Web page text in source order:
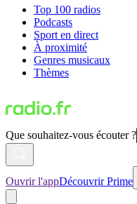
Top 100 radios
Podcasts
Sport en direct
À proximité
Genres musicaux
Thèmes
Que souhaitez-vous écouter ?
Ouvrir l'appDécouvrir Prime